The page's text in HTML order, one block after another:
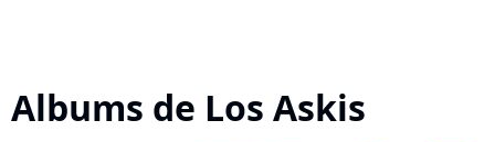
Albums de Los Askis